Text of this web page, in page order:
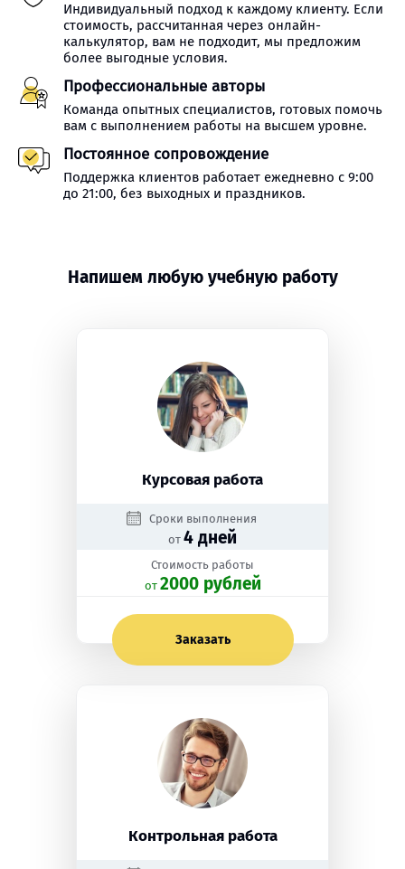
Индивидуальный подход к каждому клиенту. Если
стоимость, рассчитанная через онлайн-
калькулятор, вам не подходит, мы предложим
более выгодные условия.
Профессиональные авторы
Команда опытных специалистов, готовых помочь
вам с выполнением работы на высшем уровне.
Постоянное сопровождение
Поддержка клиентов работает ежедневно с 9:00
до 21:00, без выходных и праздников.
Напишем любую учебную работу
Курсовая работа
Сроки выполнения
от 4 дней
Стоимость работы
oт 2000 рублей
Заказать
Контрольная работа